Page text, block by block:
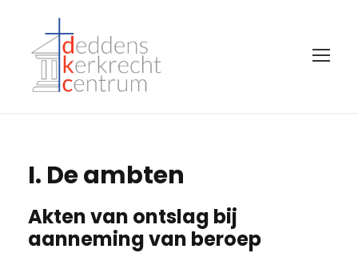
I. De ambten
Akten van ontslag bij
aanneming van beroep